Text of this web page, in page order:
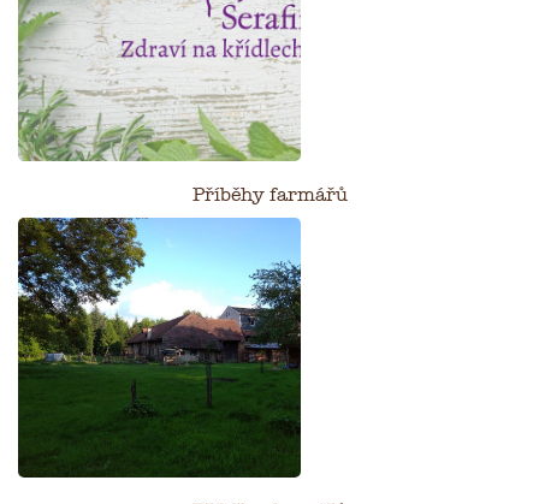
Příběhy farmářů